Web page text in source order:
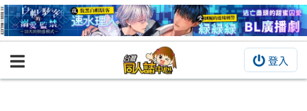
登入
BOOKY書集倉庫